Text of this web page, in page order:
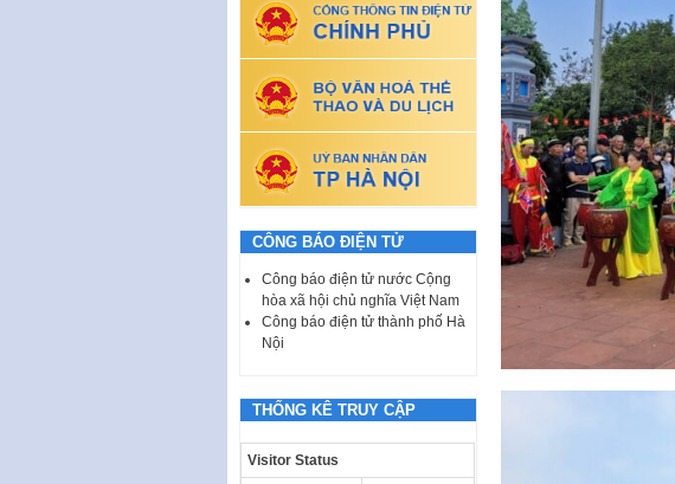
CÔNG BÁO ĐIỆN TỬ
Công báo điện tử nước Cộng
hòa xã hội chủ nghĩa Việt Nam
Công báo điện tử thành phố Hà
Nội
THỐNG KÊ TRUY CẬP
Visitor Status